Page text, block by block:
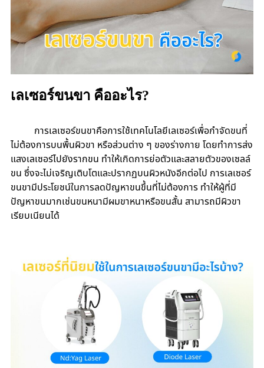
เลเซอร์ขนขา คืออะไร?
การเลเซอร์ขนขาคือการใช้เทคโนโลยีเลเซอร์เพื่อกำจัดขนที่
ไม่ต้องการบนพื้นผิวขา หรือส่วนต่าง ๆ ของร่างกาย โดยทำการส่ง
แสงเลเซอร์ไปยังรากขน ทำให้เกิดการย่อตัวและสลายตัวของเซลล์
ขน ซึ่งจะไม่เจริญเติบโตและปรากฏบนผิวหนังอีกต่อไป การเลเซอร์
ขนขามีประโยชน์ในการลดปัญหาขนขึ้นที่ไม่ต้องการ ทำให้ผู้ที่มี
ปัญหาขนมากเช่นขนหนามีผมขาหนาหรือขนสั้น สามารถมีผิวขา
เรียบเนียนได้